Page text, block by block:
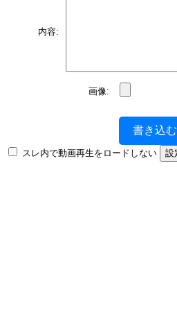
内容:
画像:
書き込む
スレ内で動画再生をロードしない